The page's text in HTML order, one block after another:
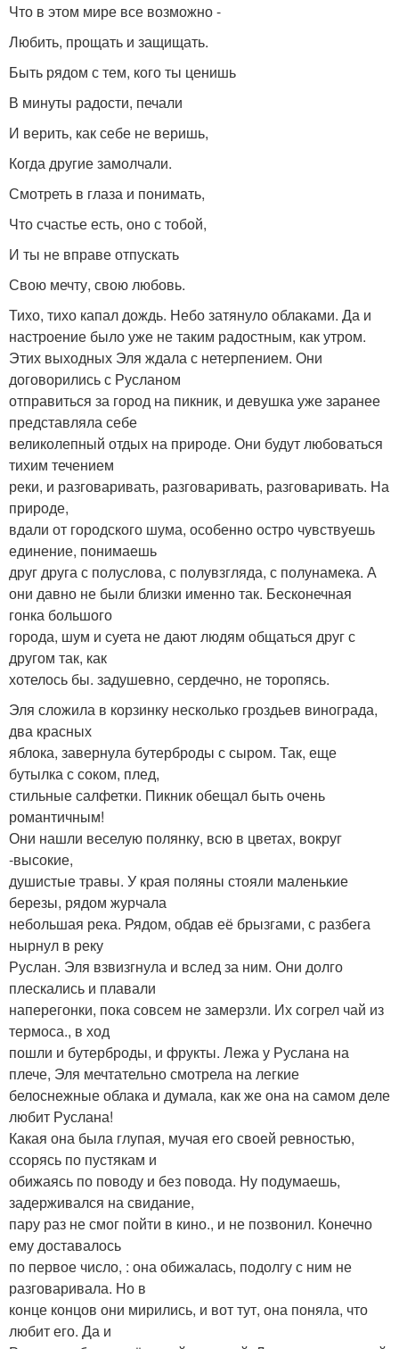
Что в этом мире все возможно -
Любить, прощать и защищать.
Быть рядом с тем, кого ты ценишь
В минуты радости, печали
И верить, как себе не веришь,
Когда другие замолчали.
Смотреть в глаза и понимать,
Что счастье есть, оно с тобой,
И ты не вправе отпускать
Свою мечту, свою любовь.
Тихо, тихо капал дождь. Небо затянуло облаками. Да и
настроение было уже не таким радостным, как утром.
Этих выходных Эля ждала с нетерпением. Они
договорились с Русланом
отправиться за город на пикник, и девушка уже заранее
представляла себе
великолепный отдых на природе. Они будут любоваться
тихим течением
реки, и разговаривать, разговаривать, разговаривать. На
природе,
вдали от городского шума, особенно остро чувствуешь
единение, понимаешь
друг друга с полуслова, с полувзгляда, с полунамека. А
они давно не были близки именно так. Бесконечная
гонка большого
города, шум и суета не дают людям общаться друг с
другом так, как
хотелось бы. задушевно, сердечно, не торопясь.
Эля сложила в корзинку несколько гроздьев винограда,
два красных
яблока, завернула бутерброды с сыром. Так, еще
бутылка с соком, плед,
стильные салфетки. Пикник обещал быть очень
романтичным!
Они нашли веселую полянку, всю в цветах, вокруг
-высокие,
душистые травы. У края поляны стояли маленькие
березы, рядом журчала
небольшая река. Рядом, обдав её брызгами, с разбега
нырнул в реку
Руслан. Эля взвизгнула и вслед за ним. Они долго
плескались и плавали
наперегонки, пока совсем не замерзли. Их согрел чай из
термоса., в ход
пошли и бутерброды, и фрукты. Лежа у Руслана на
плече, Эля мечтательно смотрела на легкие
белоснежные облака и думала, как же она на самом деле
любит Руслана!
Какая она была глупая, мучая его своей ревностью,
ссорясь по пустякам и
обижаясь по поводу и без повода. Ну подумаешь,
задерживался на свидание,
пару раз не смог пойти в кино., и не позвонил. Конечно
ему доставалось
по первое число, : она обижалась, подолгу с ним не
разговаривала. Но в
конце концов они мирились, и вот тут, она поняла, что
любит его. Да и